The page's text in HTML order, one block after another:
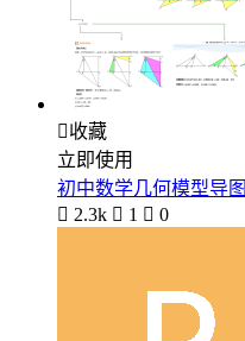
收藏
立即使用
初中数学几何模型导图
 2.3k  1  0